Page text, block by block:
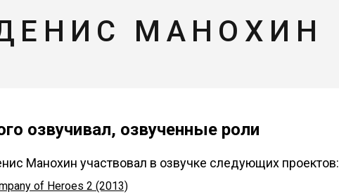
МАНОХИН
озвучивал, озвученные роли
Манохин участвовал в озвучке следующих проектов:
of Heroes 2 (2013)